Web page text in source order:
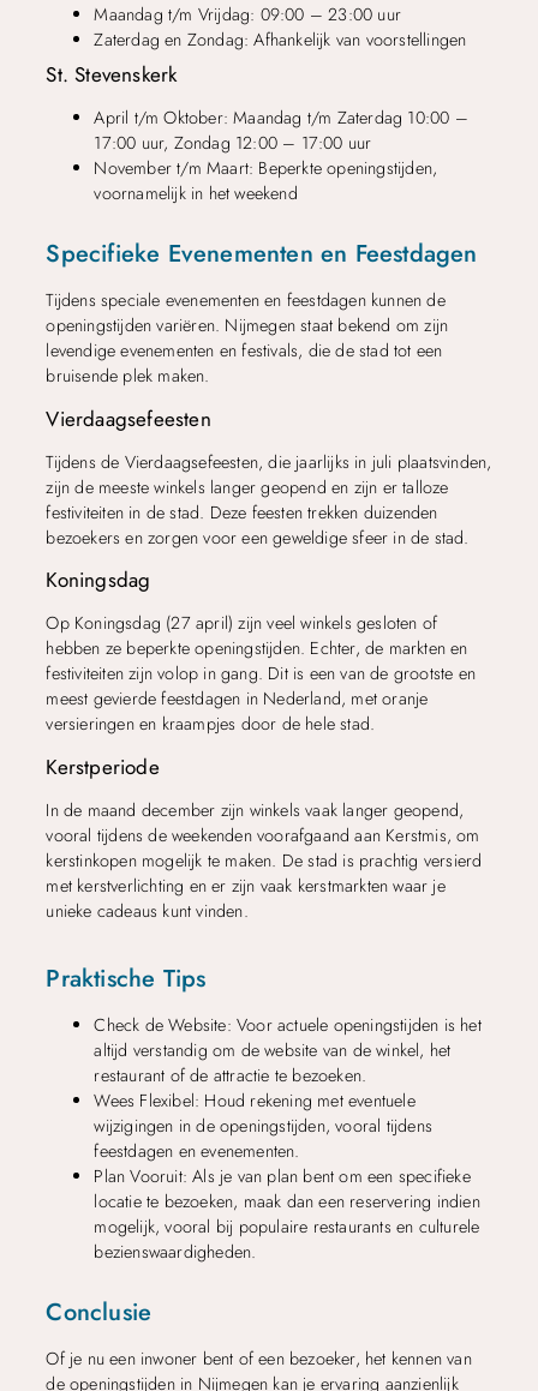
Maandag t/m Vrijdag: 09:00 – 23:00 uur
Zaterdag en Zondag: Afhankelijk van voorstellingen
St. Stevenskerk
April t/m Oktober: Maandag t/m Zaterdag 10:00 –
17:00 uur, Zondag 12:00 – 17:00 uur
November t/m Maart: Beperkte openingstijden,
voornamelijk in het weekend
Specifieke Evenementen en Feestdagen
Tijdens speciale evenementen en feestdagen kunnen de
openingstijden variëren. Nijmegen staat bekend om zijn
levendige evenementen en festivals, die de stad tot een
bruisende plek maken.
Vierdaagsefeesten
Tijdens de Vierdaagsefeesten, die jaarlijks in juli plaatsvinden,
zijn de meeste winkels langer geopend en zijn er talloze
festiviteiten in de stad. Deze feesten trekken duizenden
bezoekers en zorgen voor een geweldige sfeer in de stad.
Koningsdag
Op Koningsdag (27 april) zijn veel winkels gesloten of
hebben ze beperkte openingstijden. Echter, de markten en
festiviteiten zijn volop in gang. Dit is een van de grootste en
meest gevierde feestdagen in Nederland, met oranje
versieringen en kraampjes door de hele stad.
Kerstperiode
In de maand december zijn winkels vaak langer geopend,
vooral tijdens de weekenden voorafgaand aan Kerstmis, om
kerstinkopen mogelijk te maken. De stad is prachtig versierd
met kerstverlichting en er zijn vaak kerstmarkten waar je
unieke cadeaus kunt vinden.
Praktische Tips
Check de Website: Voor actuele openingstijden is het
altijd verstandig om de website van de winkel, het
restaurant of de attractie te bezoeken.
Wees Flexibel: Houd rekening met eventuele
wijzigingen in de openingstijden, vooral tijdens
feestdagen en evenementen.
Plan Vooruit: Als je van plan bent om een specifieke
locatie te bezoeken, maak dan een reservering indien
mogelijk, vooral bij populaire restaurants en culturele
bezienswaardigheden.
Conclusie
Of je nu een inwoner bent of een bezoeker, het kennen van
de openingstijden in Nijmegen kan je ervaring aanzienlijk